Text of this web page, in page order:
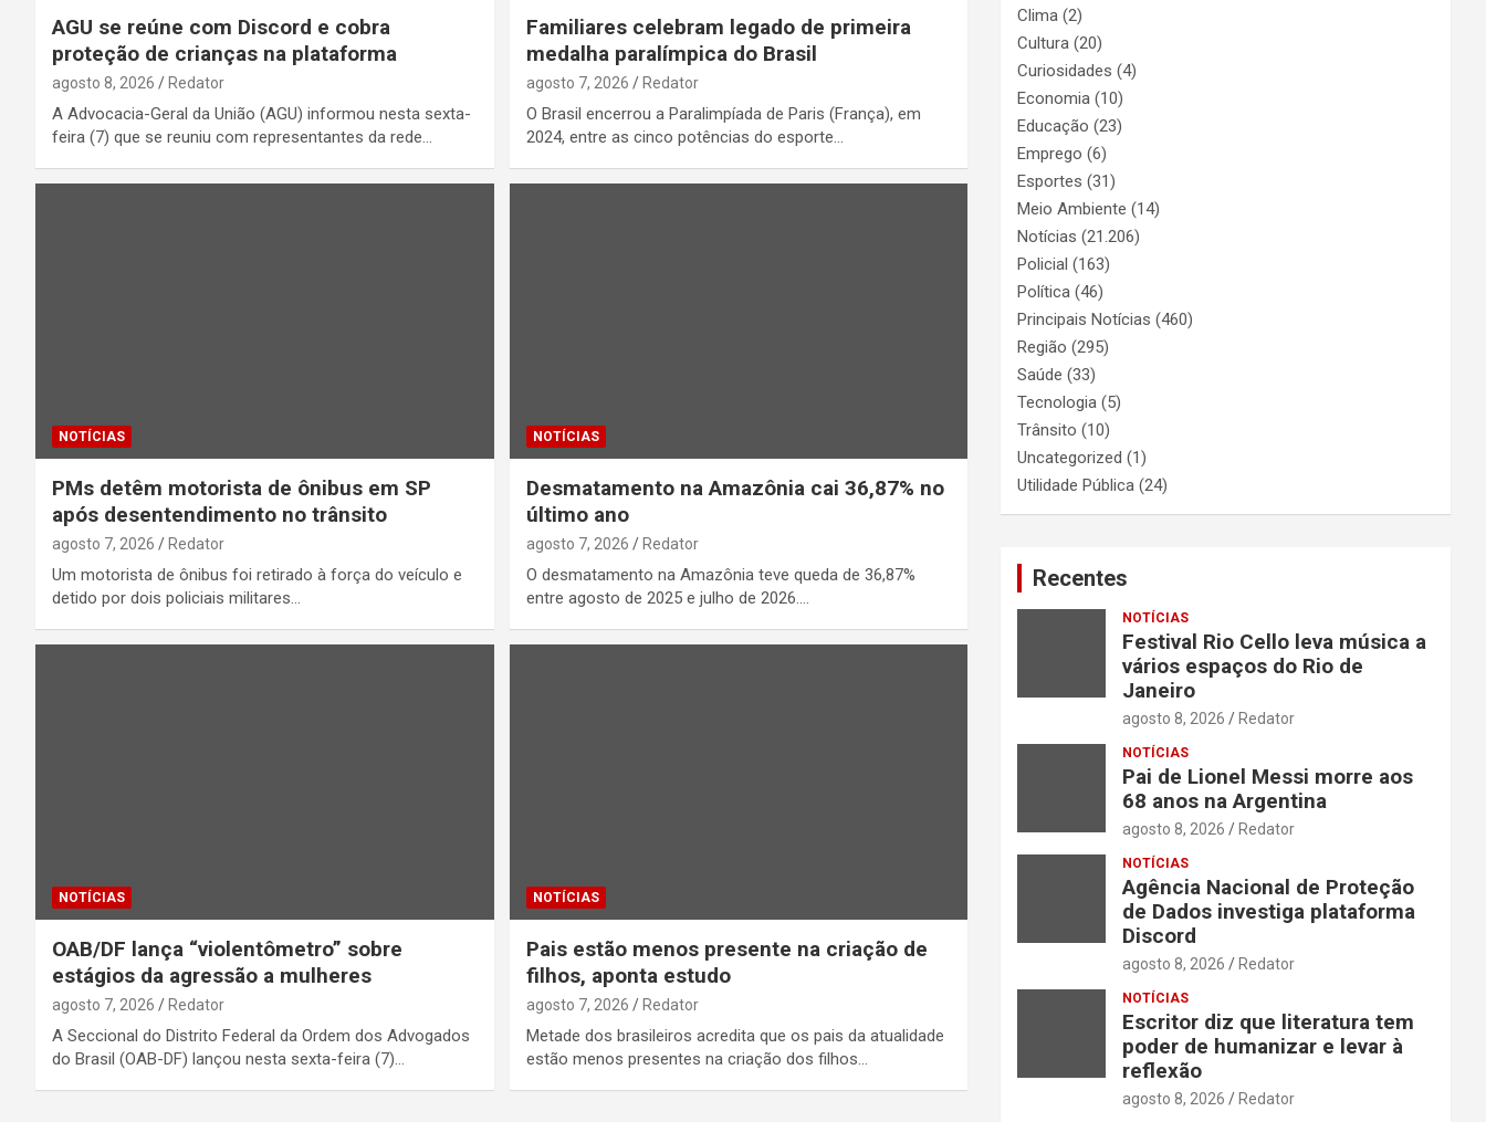
AGU se reúne com Discord e cobra
proteção de crianças na plataforma
agosto 8, 2026 Redator
A Advocacia-Geral da União (AGU) informou nesta sexta-
feira (7) que se reuniu com representantes da rede…
Familiares celebram legado de primeira
medalha paralímpica do Brasil
agosto 7, 2026 Redator
O Brasil encerrou a Paralimpíada de Paris (França), em
2024, entre as cinco potências do esporte…
NOTÍCIAS
PMs detêm motorista de ônibus em SP
após desentendimento no trânsito
agosto 7, 2026 Redator
Um motorista de ônibus foi retirado à força do veículo e
detido por dois policiais militares…
NOTÍCIAS
Desmatamento na Amazônia cai 36,87% no
último ano
agosto 7, 2026 Redator
O desmatamento na Amazônia teve queda de 36,87%
entre agosto de 2025 e julho de 2026.…
NOTÍCIAS
OAB/DF lança “violentômetro” sobre
estágios da agressão a mulheres
agosto 7, 2026 Redator
A Seccional do Distrito Federal da Ordem dos Advogados
do Brasil (OAB-DF) lançou nesta sexta-feira (7)…
NOTÍCIAS
Pais estão menos presente na criação de
filhos, aponta estudo
agosto 7, 2026 Redator
Metade dos brasileiros acredita que os pais da atualidade
estão menos presentes na criação dos filhos…
Clima (2)
Cultura (20)
Curiosidades (4)
Economia (10)
Educação (23)
Emprego (6)
Esportes (31)
Meio Ambiente (14)
Notícias (21.206)
Policial (163)
Política (46)
Principais Notícias (460)
Região (295)
Saúde (33)
Tecnologia (5)
Trânsito (10)
Uncategorized (1)
Utilidade Pública (24)
Recentes
NOTÍCIAS
Festival Rio Cello leva música a
vários espaços do Rio de
Janeiro
agosto 8, 2026 Redator
NOTÍCIAS
Pai de Lionel Messi morre aos
68 anos na Argentina
agosto 8, 2026 Redator
NOTÍCIAS
Agência Nacional de Proteção
de Dados investiga plataforma
Discord
agosto 8, 2026 Redator
NOTÍCIAS
Escritor diz que literatura tem
poder de humanizar e levar à
reflexão
agosto 8, 2026 Redator